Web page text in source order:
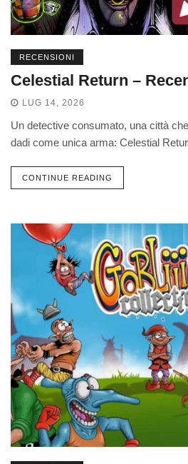
RECENSIONI
Celestial Return –
LUG 14, 2026
Un detective consumato, una città
dadi come unica arma: Celestial
CONTINUE READING